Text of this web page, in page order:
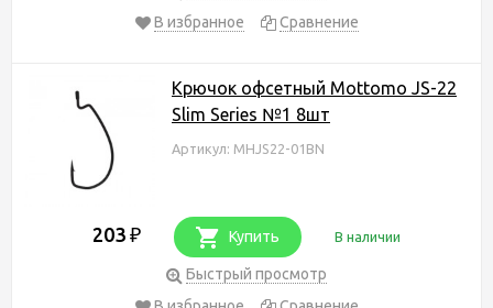
В избранное
Сравнение
Крючок офсетный Mottomo JS-22
Slim Series №1 8шт
Артикул: MHJS22-01BN
203 ₽ Купить В наличии
Быстрый просмотр